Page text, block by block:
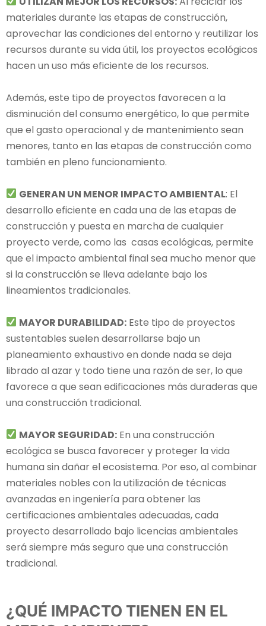
materiales durante las etapas de construcción,
aprovechar las condiciones del entorno y reutilizar los
recursos durante su vida útil, los proyectos ecológicos
hacen un uso más eficiente de los recursos.
Además, este tipo de proyectos favorecen a la
disminución del consumo energético, lo que permite
que el gasto operacional y de mantenimiento sean
menores, tanto en las etapas de construcción como
también en pleno funcionamiento.
GENERAN UN MENOR IMPACTO AMBIENTAL: El
desarrollo eficiente en cada una de las etapas de
construcción y puesta en marcha de cualquier
proyecto verde, como las casas ecológicas, permite
que el impacto ambiental final sea mucho menor que
si la construcción se lleva adelante bajo los
lineamientos tradicionales.
MAYOR DURABILIDAD: Este tipo de proyectos
sustentables suelen desarrollarse bajo un
planeamiento exhaustivo en donde nada se deja
librado al azar y todo tiene una razón de ser, lo que
favorece a que sean edificaciones más duraderas que
una construcción tradicional.
MAYOR SEGURIDAD: En una construcción
ecológica se busca favorecer y proteger la vida
humana sin dañar el ecosistema. Por eso, al combinar
materiales nobles con la utilización de técnicas
avanzadas en ingeniería para obtener las
certificaciones ambientales adecuadas, cada
proyecto desarrollado bajo licencias ambientales
será siempre más seguro que una construcción
tradicional.
¿QUÉ IMPACTO TIENEN EN EL